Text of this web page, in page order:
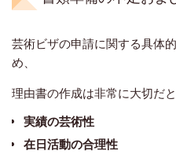
芸術ビザの申請に関する具体
め、
理由書の作成は非常に大切だ
実績の芸術性
在日活動の合理性